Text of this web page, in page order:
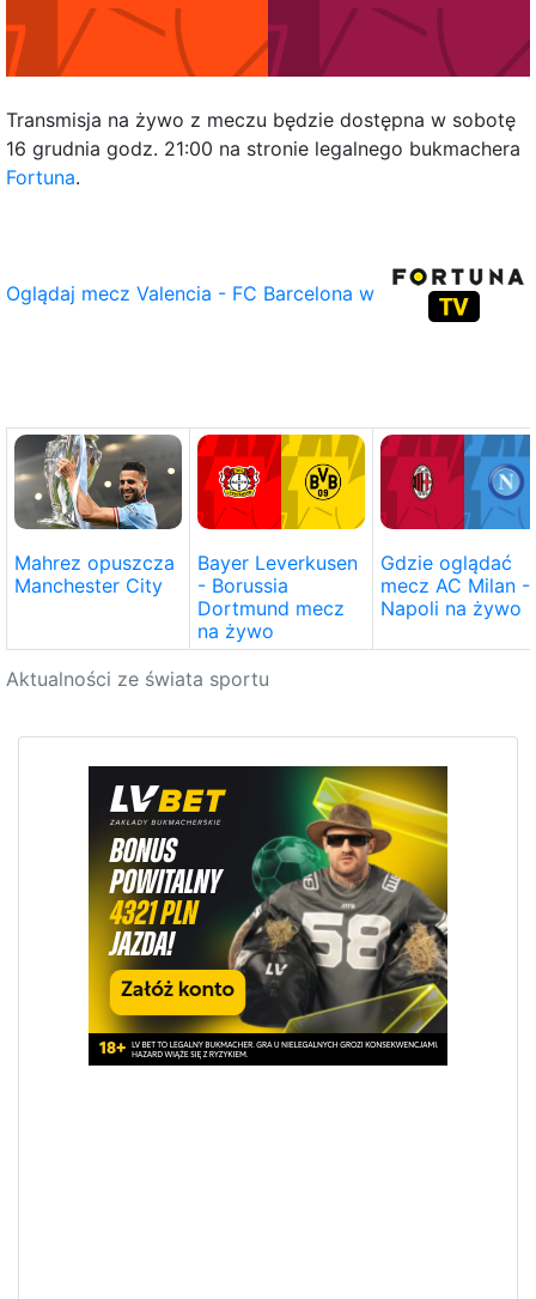
Transmisja na żywo z meczu będzie dostępna w sobotę
16 grudnia godz. 21:00 na stronie legalnego bukmachera
Fortuna.
Oglądaj mecz Valencia - FC Barcelona w
Aktualności ze świata sportu
Mahrez opuszcza
Manchester City
Bayer Leverkusen
- Borussia
Dortmund mecz
na żywo
Gdzie oglądać
mecz AC Milan -
Napoli na żywo